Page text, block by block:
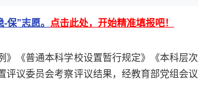
”志愿。 点击此处，开始精准填报吧！
《普通本科学校设置暂行规定》《本科层次
评议委员会考察评议结果，经教育部党组会议